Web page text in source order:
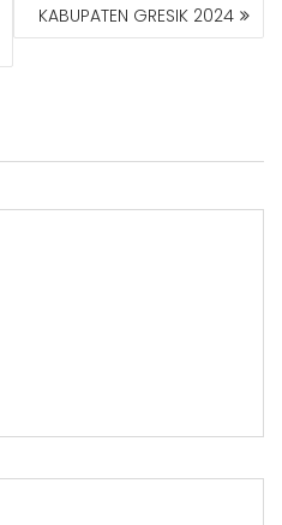
KABUPATEN GRESIK 2024